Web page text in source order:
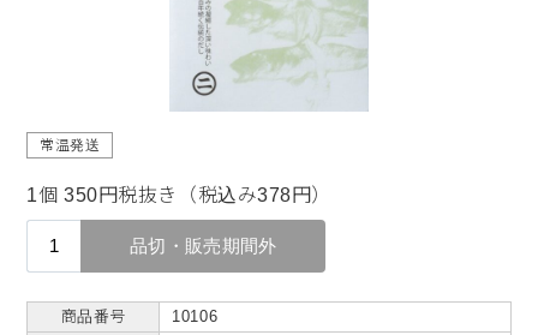
常温発送
1個 350円税抜き（税込み378円）
商品番号
10106